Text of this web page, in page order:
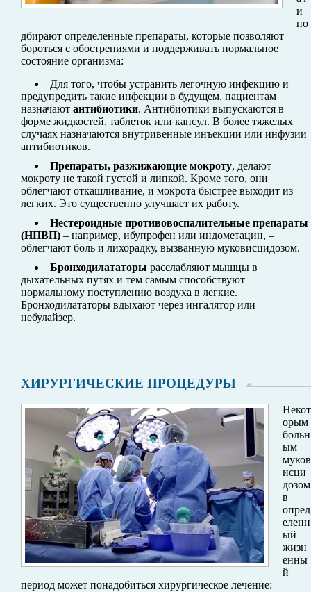
и
по
дбирают определенные препараты, которые позволяют
бороться с обострениями и поддерживать нормальное
состояние организма:
Для того, чтобы устранить легочную инфекцию и
предупредить такие инфекции в будущем, пациентам
назначают антибиотики. Антибиотики выпускаются в
форме жидкостей, таблеток или капсул. В более тяжелых
случаях назначаются внутривенные инъекции или инфузии
антибиотиков.
Препараты, разжижающие мокроту, делают
мокроту не такой густой и липкой. Кроме того, они
облегчают откашливание, и мокрота быстрее выходит из
легких. Это существенно улучшает их работу.
Нестероидные противовоспалительные препараты
(НПВП) – например, ибупрофен или индометацин, –
облегчают боль и лихорадку, вызванную муковисцидозом.
Бронходилататоры расслабляют мышцы в
дыхательных путях и тем самым способствуют
нормальному поступлению воздуха в легкие.
Бронходилататоры вдыхают через ингалятор или
небулайзер.
ХИРУРГИЧЕСКИЕ ПРОЦЕДУРЫ
Некот
орым
больн
ым
муков
исци
дозом
в
опред
еленн
ый
жизн
енны
й
период может понадобиться хирургическое лечение: